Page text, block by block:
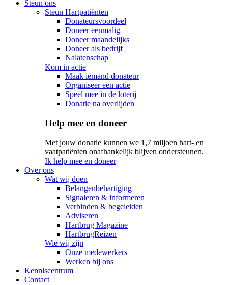
Steun ons
Steun Hartpatiënten
Donateursvoordeel
Doneer eenmalig
Doneer maandelijks
Doneer als bedrijf
Nalatenschap
Kom in actie
Maak iemand donateur
Organiseer een actie
Speel mee in de loterij
Donatie na overlijden
Help mee en doneer
Met jouw donatie kunnen we 1,7 miljoen hart- en
vaatpatiënten onafhankelijk blijven ondersteunen.
Ik help mee en doneer
Over ons
Wat wij doen
Belangenbehartiging
Signaleren & informeren
Verbinden & begeleiden
Adviseren
Hartbrug Magazine
HartbrugReizen
Wie wij zijn
Onze medewerkers
Werken bij ons
Kenniscentrum
Contact